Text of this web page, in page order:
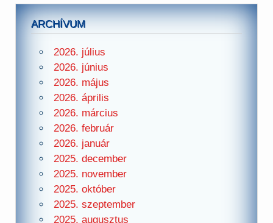
ARCHÍVUM
2026. július
2026. június
2026. május
2026. április
2026. március
2026. február
2026. január
2025. december
2025. november
2025. október
2025. szeptember
2025. augusztus